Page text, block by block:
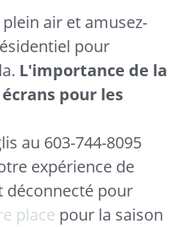
air et amusez-
pour
L'importance de la
pour les
au 603-744-8095
expérience de
déconnecté pour
place pour la saison